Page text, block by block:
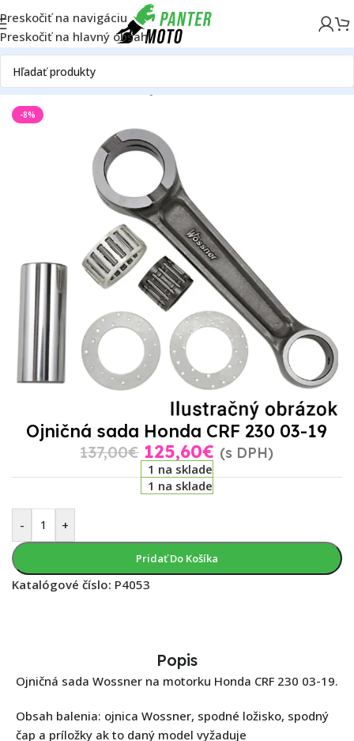
Preskočiť na navigáciu
Preskočiť na hlavný obsah
DomovOFF ROADMotorOjnice
-8%
Ojničná sada Honda CRF 230 03-19
137,00€ 125,60€ (s DPH)
1 na sklade
1 na sklade
- +
Pridať Do Košíka
Katalógové číslo: P4053
Popis
Ojničná sada Wossner na motorku Honda CRF 230 03-19.
Obsah balenia: ojnica Wossner, spodné ložisko, spodný
čap a príložky ak to daný model vyžaduje